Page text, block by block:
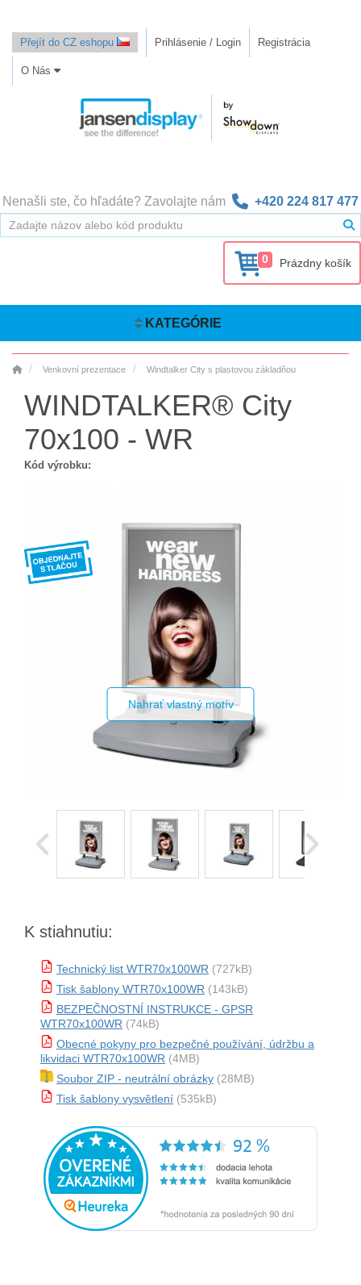
Přejít do CZ eshopu Prihlásenie / Login Registrácia
O Nás
Nenašli ste, čo hľadáte? Zavolajte nám +420 224 817 477
0 Prázdny košík
KATEGÓRIE
Venkovní prezentace Windtalker City s plastovou základňou
WINDTALKER® City
70x100 - WR
Kód výrobku:
Nahrať vlastný motív
K stiahnutiu:
Technický list WTR70x100WR (727kB)
Tisk šablony WTR70x100WR (143kB)
BEZPEČNOSTNÍ INSTRUKCE - GPSR
WTR70x100WR (74kB)
Obecné pokyny pro bezpečné používání, údržbu a
likvidaci WTR70x100WR (4MB)
Soubor ZIP - neutrální obrázky (28MB)
Tisk šablony vysvětlení (535kB)